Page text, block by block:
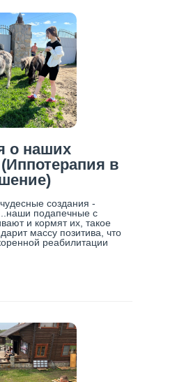
о наших
в
создания -
подапечные с
и кормят их, такое
массу позитива, что
реабилитации